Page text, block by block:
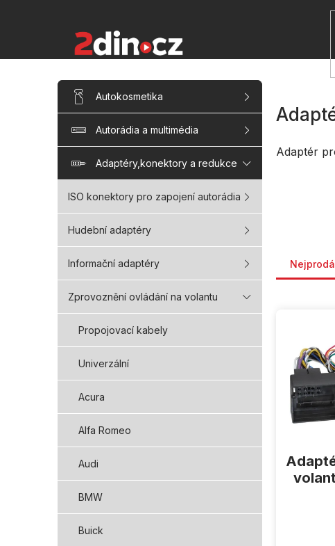
P
s
r
n
í
l
Přeskočit
kategorieAutokosmetika
Autorádia a multimédia
Adaptéry,konektory a redukce
ISO konektory pro zapojení autorádia
Hudební adaptéry
Informační adaptéry
Zprovoznění ovládání na volantu
Propojovací kabely
Univerzální
Acura
Alfa Romeo
Audi
BMW
Buick
Adaptér